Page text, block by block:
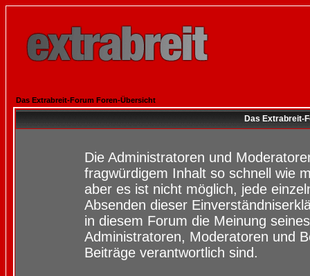
Das Extrabreit-Forum Foren-Übersicht
Das Extrabreit-
Die Administratoren und
fragwürdigem Inhalt so schnell wie
aber es ist nicht möglich, jede
Absenden dieser
in diesem Forum die Meinung
Administratoren, Moderatoren und
Beiträge verantwortlich sind.